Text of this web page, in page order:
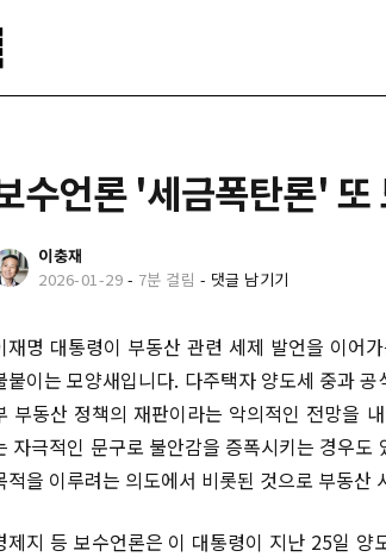
수언론 '세금폭탄론' 또
이충재
2026-01-29 - 7분 걸림 - 댓글 남기기
재명 대통령이 부동산 관련 세제 발언을 이어
붙이는 모양새입니다. 다주택자 양도세 중과
부동산 정책의 재판이라는 악의적인 전망을
자극적인 문구로 불안감을 증폭시키는 경우
적을 이루려는 의도에서 비롯된 것으로 부동산
제지 등 보수언론은 이 대통령이 지난 25일